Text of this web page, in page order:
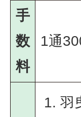
手
数
料
1通
羽